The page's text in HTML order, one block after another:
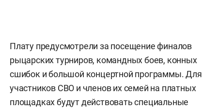
Плату предусмотрели за посещение финалов
рыцарских турниров, командных боев, конных
сшибок и большой концертной программы. Для
участников СВО и членов их семей на платных
площадках будут действовать специальные